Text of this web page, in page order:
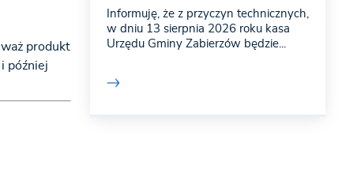
produkt
później
Informuję, że z przyczyn technicznych,
w dniu 13 sierpnia 2026 roku kasa
Urzędu Gminy Zabierzów będzie...